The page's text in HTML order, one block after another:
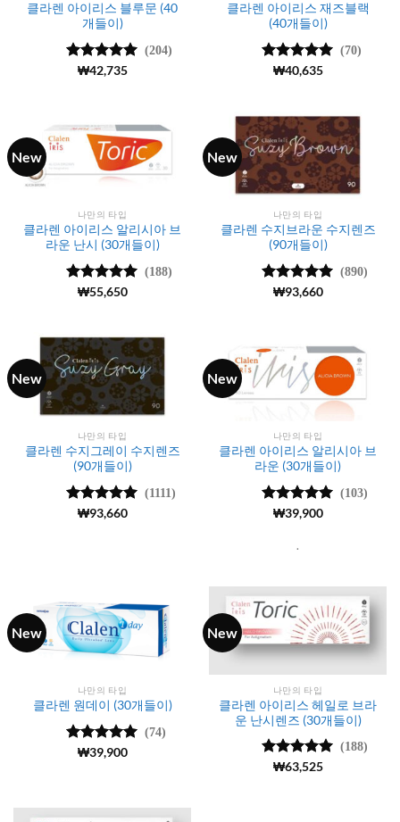
클라렌 아이리스 블루문 (40
개들이)
5 중에서
(204)
₩42,735
클라렌 아이리스 재즈블랙
(40개들이)
5 중에서
(70)
₩40,635
New
나만의 타입
클라렌 아이리스 알리시아 브
라운 난시 (30개들이)
5 중에서
(188)
₩55,650
New
나만의 타입
클라렌 수지브라운 수지렌즈
(90개들이)
5 중에서
(890)
₩93,660
New
나만의 타입
클라렌 수지그레이 수지렌즈
(90개들이)
5 중에서
(1111)
₩93,660
New
나만의 타입
클라렌 아이리스 알리시아 브
라운 (30개들이)
5 중에서
(103)
₩39,900
.
New
나만의 타입
클라렌 원데이 (30개들이)
5 중에서
(74)
₩39,900
New
나만의 타입
클라렌 아이리스 헤일로 브라
운 난시렌즈 (30개들이)
5 중에서
(188)
₩63,525